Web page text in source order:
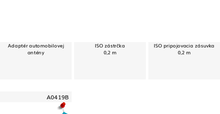
Adaptér automobilovej
antény
ISO zástrčka
0,2 m
ISO pripojovacia zásuvka
0,2 m
A0419B